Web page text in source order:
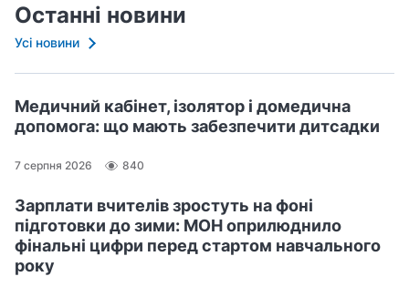
Останні новини
Усі новини
Медичний кабінет, ізолятор і домедична
допомога: що мають забезпечити дитсадки
7 серпня 2026 840
Зарплати вчителів зростуть на фоні
підготовки до зими: МОН оприлюднило
фінальні цифри перед стартом навчального
року